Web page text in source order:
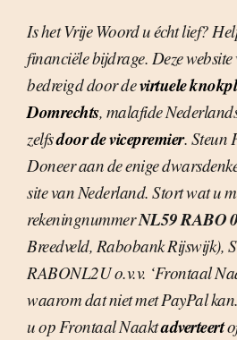
Is het Vrije Woord u écht lief?
financiële bijdrage. Deze
bedreigd door devirtuele
Domrechts, malafide
zelfsdoor de vicepremier. Steun
Doneer aan de enige
site van Nederland. Stort wat u
rekeningnummerNL59 RABO
Breedveld, Rabobank Rijswijk),
RABONL2U o.v.v. ‘Frontaal
waarom dat niet met PayPal
u op Frontaal Naaktadverteert